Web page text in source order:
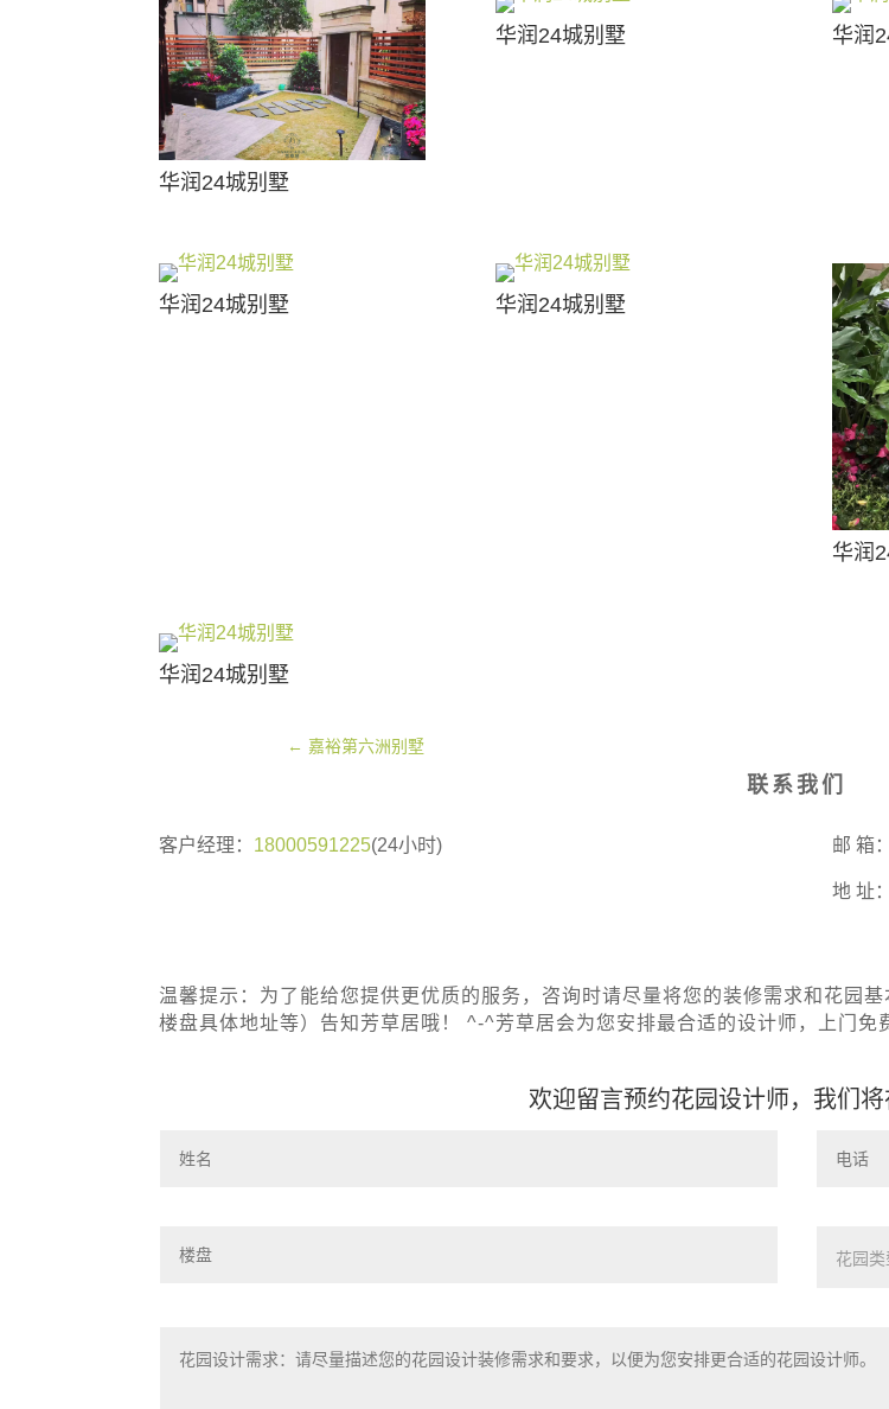
华润24城别墅
华润24城别墅 华润
华润24城别墅 华润24城别墅
华润
华润24城别墅
← 嘉裕第六洲别墅
联系我们
客户经理： 18000591225(24小时) 邮 箱：
地 址：
温馨提示： 为了能给您提供更优质的服务，咨询时请尽量将您的装修需求和花园
楼盘具体地址等）告知芳草居哦！ ^-^芳草居会为您安排最合适的设计师，上门免
欢迎留言预约花园设计师，我们将